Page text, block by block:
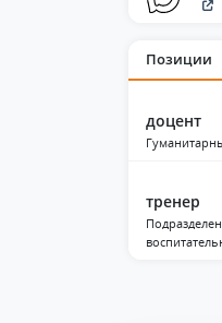
Позиции
доцент
тренер